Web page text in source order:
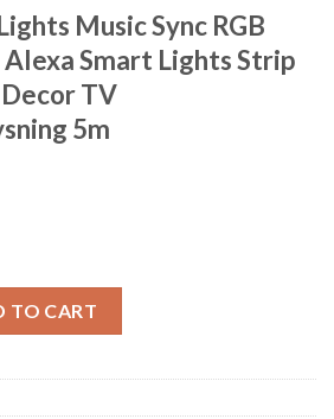
Music Sync RGB
Alexa Smart Lights Strip
TV
5m
TO CART